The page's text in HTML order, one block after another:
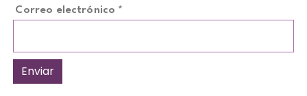
Correo electrónico *